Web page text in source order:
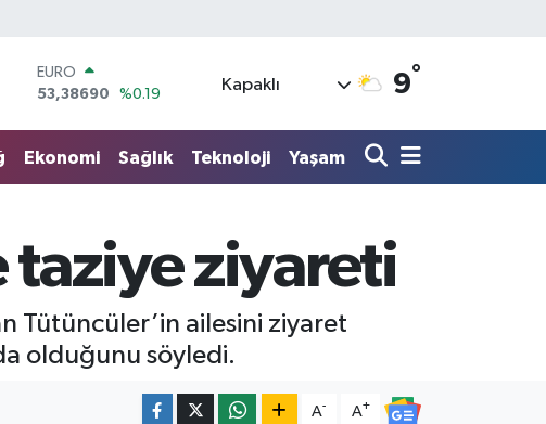
STERLİN
61,60380
%0.18
BİST100
14.598,00
%0
DOLAR
45,43620
%0.02
Kapaklı 9°
Ekonomi Sağlık Teknoloji Yaşam
taziye ziyareti
Tütüncüler’in ailesini ziyaret
olduğunu söyledi.
A- A+